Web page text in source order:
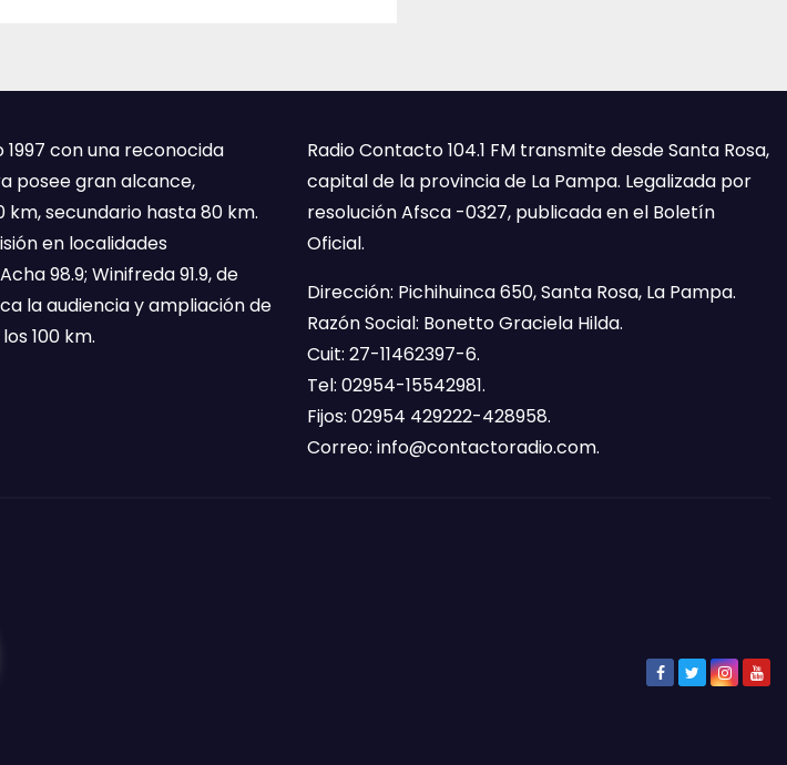
1997 con una reconocida
posee gran alcance,
secundario hasta 80 km.
en localidades
98.9; Winifreda 91.9, de
la audiencia y ampliación de
100 km.
Radio Contacto 104.1 FM transmite desde Santa Rosa,
capital de la provincia de La Pampa. Legalizada por
resolución Afsca -0327, publicada en el Boletín
Oficial.
Dirección: Pichihuinca 650, Santa Rosa, La Pampa.
Razón Social: Bonetto Graciela Hilda.
Cuit: 27-11462397-6.
Tel: 02954-15542981.
Fijos: 02954 429222-428958.
Correo: info@contactoradio.com.